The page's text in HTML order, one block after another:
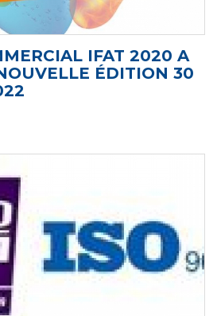
IFAT 2020 A
ÉDITION 30